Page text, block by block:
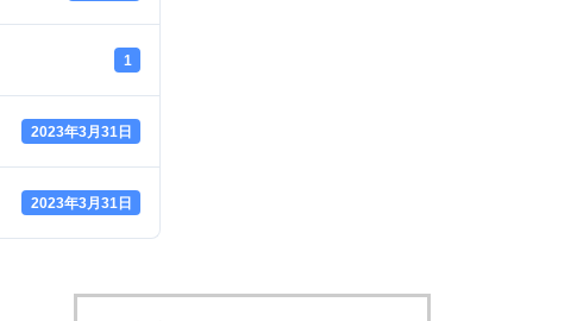
1
2023年3月31日
2023年3月31日